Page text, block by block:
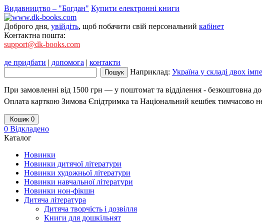
Видавництво – "Богдан" Купити електронні книги
Доброго дня, увійдіть, щоб побачити свій персональний кабінет
Контактна пошта:
support@dk-books.com
де придбати | допомога | контакти
Наприклад: Україна у складі двох
При замовленні від 1500 грн — у поштомат та відділення - безкоштовна
Оплата карткою Зимова Єпідтримка та Національний кешбек тимчасово
Кошик 0
0 Відкладено
Каталог
Новинки
Новинки дитячої літератури
Новинки художньої літератури
Новинки навчальної літератури
Новинки нон-фікшн
Дитяча література
Дитяча творчість і дозвілля
Книги для дошкільнят